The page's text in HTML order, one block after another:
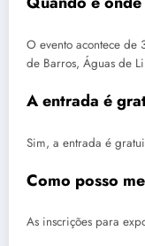
O evento acontece de
de Barros, Águas de
A entrada é
Sim, a entrada é
Como posso
As inscrições para